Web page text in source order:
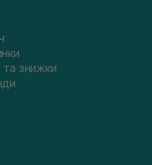
та знижки